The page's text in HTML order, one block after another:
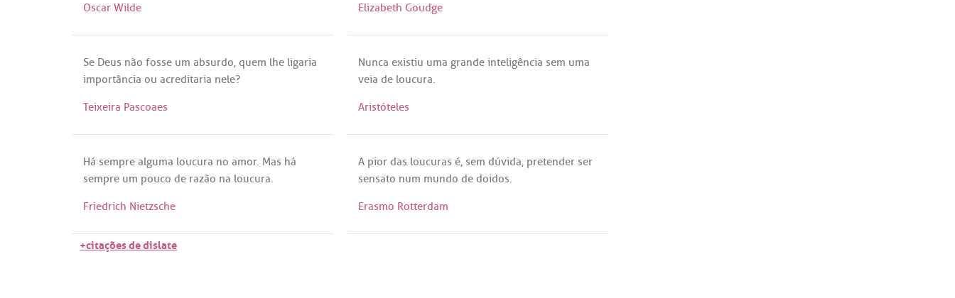
Oscar Wilde
Elizabeth Goudge
Se Deus não fosse um absurdo, quem lhe ligaria
importância ou acreditaria nele?
Teixeira Pascoaes
Nunca existiu uma grande inteligência sem uma
veia de loucura.
Aristóteles
Há sempre alguma loucura no amor. Mas há
sempre um pouco de razão na loucura.
Friedrich Nietzsche
A pior das loucuras é, sem dúvida, pretender ser
sensato num mundo de doidos.
Erasmo Rotterdam
+citações de dislate